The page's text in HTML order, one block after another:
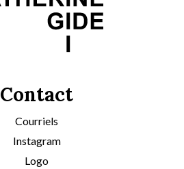
Contact
Courriels
Instagram
Logo